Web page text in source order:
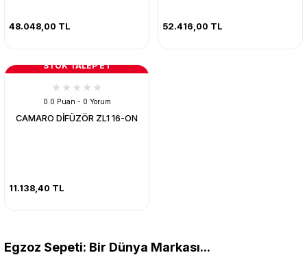
48.048,00 TL 52.416,00 TL
STOK TALEP ET
0.0 Puan - 0 Yorum
CAMARO DİFÜZÖR ZL1 16-ON
11.138,40 TL
Egzoz Sepeti: Bir Dünya Markası...